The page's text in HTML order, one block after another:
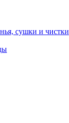
сушки и чистки